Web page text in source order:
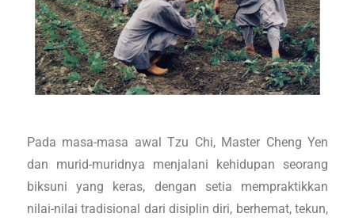
Pada masa-masa awal Tzu Chi, Master Cheng Yen
dan murid-muridnya menjalani kehidupan seorang
biksuni yang keras, dengan setia mempraktikkan
nilai-nilai tradisional dari disiplin diri, berhemat, tekun,